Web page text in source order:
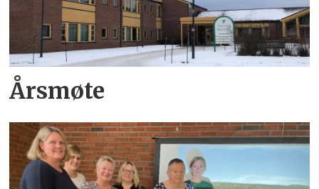
Årsmøte